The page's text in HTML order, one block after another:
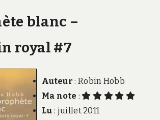
blanc –
royal #7
Auteur : Robin Hobb
Ma note :
Lu : juillet 2011